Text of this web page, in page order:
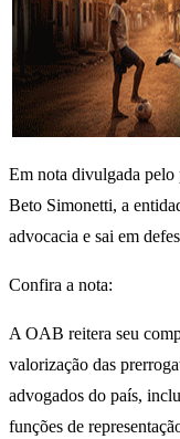
Em nota divulgada
Beto Simonetti, a
advocacia e sai em
Confira a nota:
A OAB reitera seu
valorização das
advogados do país,
funções de